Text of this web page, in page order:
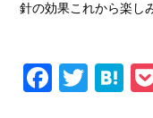
針の効果これから楽し
F
T
H